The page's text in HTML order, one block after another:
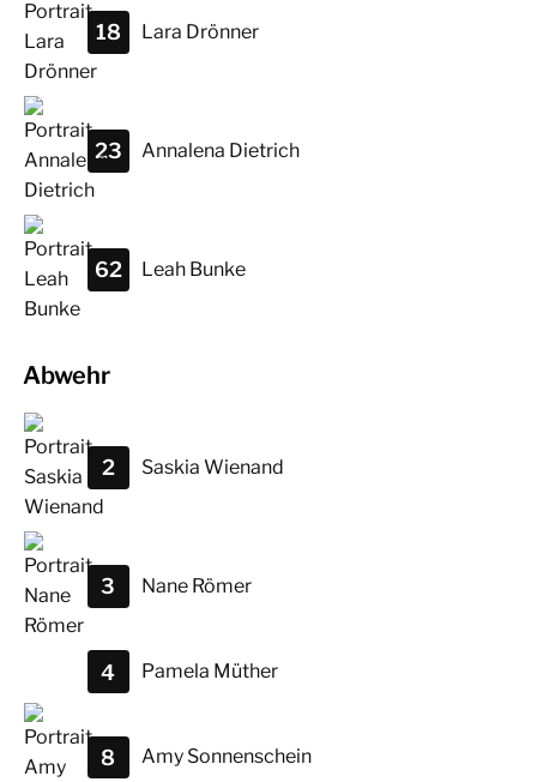
Lara Drönner
18
Annalena Dietrich
23
Leah Bunke
62
Abwehr
Saskia Wienand
2
Nane Römer
3
Pamela Müther
4
Amy Sonnenschein
8